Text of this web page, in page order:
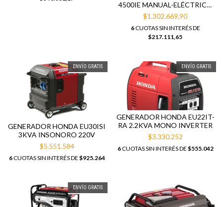
4500IE MANUAL-ELÉCTRICO
BLACK PANTHER
$1.302.669,90
6CUOTAS SIN INTERÉS DE
$217.111,65
ENVÍO GRATIS
GENERADOR HONDA EU30ISI
3KVA INSONORO 220V
$5.551.584
6CUOTAS SIN INTERÉS DE $925.264
ENVÍO GRATIS
GENERADOR HONDA EU22IT-
RA 2.2KVA MONO INVERTER
$3.330.252
6CUOTAS SIN INTERÉS DE $555.042
ENVÍO GRATIS